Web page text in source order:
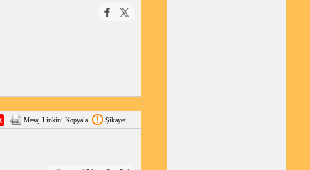
Mesaj Linkini Kopyala Şikayet